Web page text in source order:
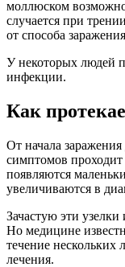
моллюском
случается при
от способа
У некоторых людей
инфекции.
Как
От начала
симптомов
появляются
увеличиваются в
Зачастую эти узелки
Но медицине
течение нескольких
лечения.